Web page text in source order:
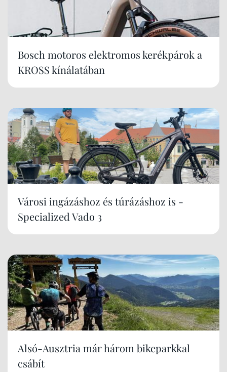
Bosch motoros elektromos kerékpárok a
KROSS kínálatában
Városi ingázáshoz és túrázáshoz is -
Specialized Vado 3
Alsó-Ausztria már három bikeparkkal
csábít